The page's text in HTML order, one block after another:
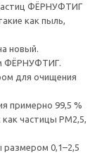
ФЁРНУФТИГ
как пыль,
новый.
ФЁРНУФТИГ.
для очищения
примерно 99,5 %
частицы PM2,5,
0,1–2,5